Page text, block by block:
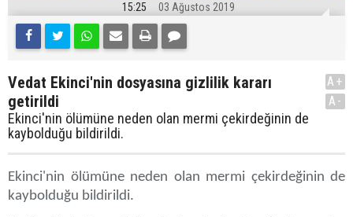
15:25 03 Ağustos 2019
Vedat Ekinci'nin dosyasına gizlilik kararı
getirildi
Ekinci'nin ölümüne neden olan mermi çekirdeğinin de
kaybolduğu bildirildi.
A+
A-
Ekinci'nin ölümüne neden olan mermi çekirdeğinin de
kaybolduğu bildirildi.